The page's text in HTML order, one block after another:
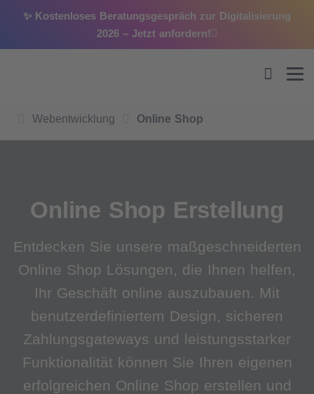
✨ Kostenloses Beratungsgespräch zur Digitalisierung
2026 – Jetzt anfordern!
Webentwicklung Online Shop
Online Shop Erstellung
Entdecken Sie unsere maßgeschneiderten
Online Shop Lösungen, die Ihnen helfen,
Ihr Geschäft online auszubauen. Mit
benutzerdefiniertem Design, sicheren
Zahlungsgateways und leistungsstarker
Funktionalität können Sie Ihren eigenen
erfolgreichen Online Shop erstellen und